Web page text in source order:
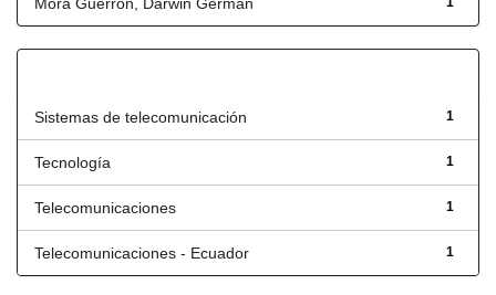
1
Sistemas de telecomunicación
1
Tecnología
1
Telecomunicaciones
1
Telecomunicaciones - Ecuador